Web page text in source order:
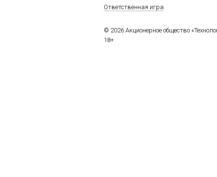
Ответственная игра
© 2026 Акционерное общество
18+